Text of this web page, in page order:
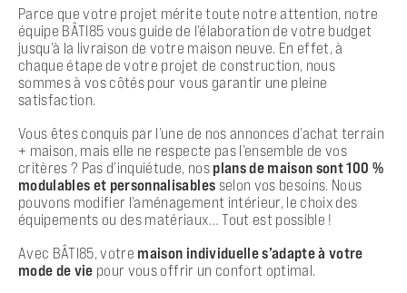
Parce que votre projet mérite toute notre attention, notre
équipe BÂTI85 vous guide de l’élaboration de votre budget
jusqu’à la livraison de votre maison neuve. En effet, à
chaque étape de votre projet de construction, nous
sommes à vos côtés pour vous garantir une pleine
satisfaction.
Vous êtes conquis par l’une de nos annonces d’achat terrain
+ maison, mais elle ne respecte pas l’ensemble de vos
critères ? Pas d’inquiétude, nos plans de maison sont 100 %
modulables et personnalisables selon vos besoins. Nous
pouvons modifier l’aménagement intérieur, le choix des
équipements ou des matériaux… Tout est possible !
Avec BÂTI85, votre maison individuelle s’adapte à votre
mode de vie pour vous offrir un confort optimal.